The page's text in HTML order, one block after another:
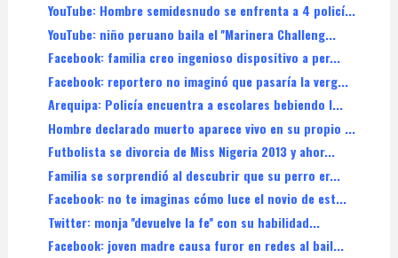
YouTube: Hombre semidesnudo se enfrenta a 4 policí...
YouTube: niño peruano baila el ''Marinera Challeng...
Facebook: familia creo ingenioso dispositivo a per...
Facebook: reportero no imaginó que pasaría la verg...
Arequipa: Policía encuentra a escolares bebiendo l...
Hombre declarado muerto aparece vivo en su propio ...
Futbolista se divorcia de Miss Nigeria 2013 y ahor...
Familia se sorprendió al descubrir que su perro er...
Facebook: no te imaginas cómo luce el novio de est...
Twitter: monja ''devuelve la fe'' con su habilidad...
Facebook: joven madre causa furor en redes al bail...